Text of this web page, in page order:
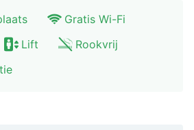
levendige stadscentrum, vol met
cafés. Bezoek het Museum voor
300 meter afstand of ontdek het
Gagnon op 400 meter. Voor
Gratis Wi-Fi
Lift
Rookvrij